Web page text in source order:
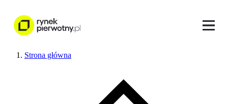
Strona główna